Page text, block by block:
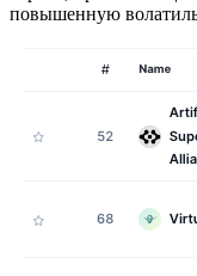
повышенную